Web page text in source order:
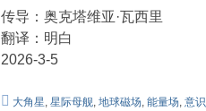
传导：奥克塔维亚·瓦西里
翻译：明白
2026-3-5
大角星,星际母舰,地球磁场,能量场,意识